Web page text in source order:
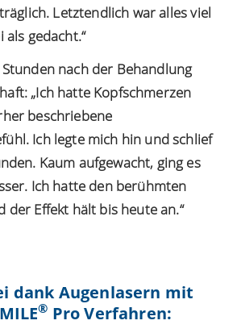
Letztendlich war alles viel
gedacht.“
nach der Behandlung
„Ich hatte Kopfschmerzen
beschriebene
Ich legte mich hin und schlief
Kaum aufgewacht, ging es
Ich hatte den berühmten
der Effekt hält bis heute an.“
dank Augenlasern mit
® Pro Verfahren: